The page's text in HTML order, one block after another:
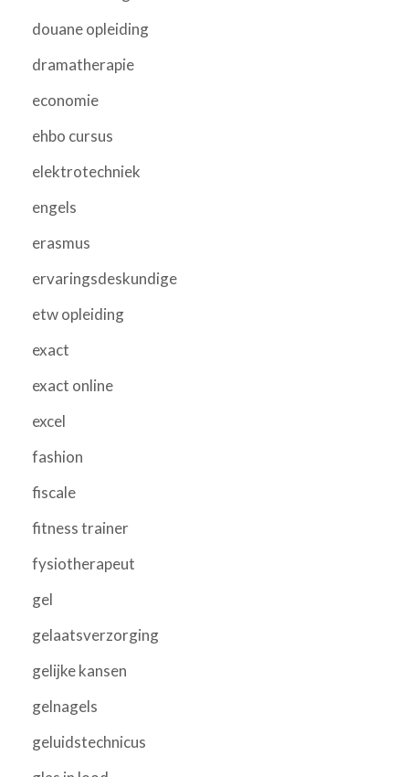
douane opleiding
dramatherapie
economie
ehbo cursus
elektrotechniek
engels
erasmus
ervaringsdeskundige
etw opleiding
exact
exact online
excel
fashion
fiscale
fitness trainer
fysiotherapeut
gel
gelaatsverzorging
gelijke kansen
gelnagels
geluidstechnicus